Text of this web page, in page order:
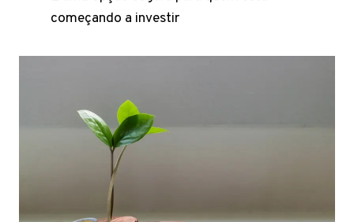
começando a investir